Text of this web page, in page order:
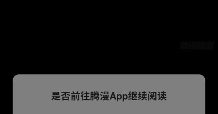
是否前往腾漫App继续阅读